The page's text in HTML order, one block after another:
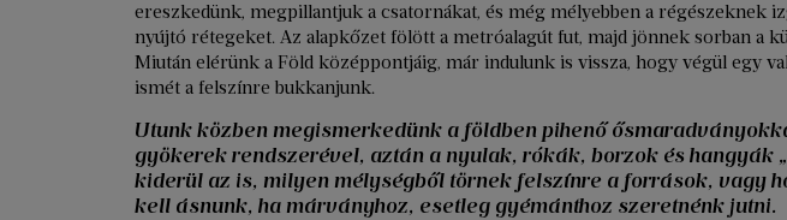
ereszkedünk, megpillantjuk a csatornákat, és még mélyebben a régészeknek
nyújtó rétegeket. Az alapkőzet fölött a metróalagút fut, majd jönnek sorban a
Miután elérünk a Föld középpontjáig, már indulunk is vissza, hogy végül egy
ismét a felszínre bukkanjunk.
Utunk közben megismerkedünk a földben pihenő
gyökerek rendszerével, aztán a nyulak, rókák, borzok és hangyák
kiderül az is, milyen mélységből törnek felszínre a források, vagy
kell ásnunk, ha márványhoz, esetleg gyémánthoz szeretnénk jutni.